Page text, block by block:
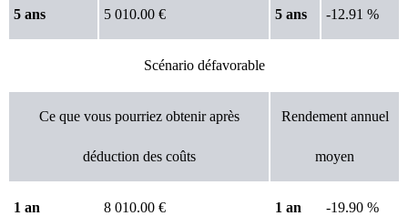
5 ans 5 010.00 € 5 ans -12.91 %
Scénario défavorable
Ce que vous pourriez obtenir après
déduction des coûts
Rendement annuel
moyen
1 an 8 010.00 € 1 an -19.90 %